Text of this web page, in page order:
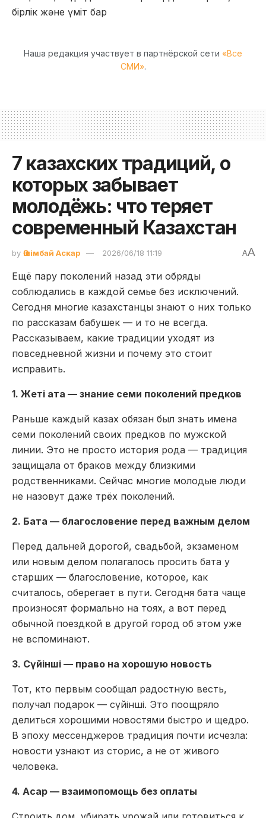
бірлік және үміт бар
Наша редакция участвует в партнёрской сети «Все
СМИ».
7 казахских традиций, о
которых забывает
молодёжь: что теряет
современный Казахстан
by Әшімбай Аскар 2026/06/18 11:19 AA
Ещё пару поколений назад эти обряды
соблюдались в каждой семье без исключений.
Сегодня многие казахстанцы знают о них только
по рассказам бабушек — и то не всегда.
Рассказываем, какие традиции уходят из
повседневной жизни и почему это стоит
исправить.
1. Жеті ата — знание семи поколений предков
Раньше каждый казах обязан был знать имена
семи поколений своих предков по мужской
линии. Это не просто история рода — традиция
защищала от браков между близкими
родственниками. Сейчас многие молодые люди
не назовут даже трёх поколений.
2. Бата — благословение перед важным делом
Перед дальней дорогой, свадьбой, экзаменом
или новым делом полагалось просить бата у
старших — благословение, которое, как
считалось, оберегает в пути. Сегодня бата чаще
произносят формально на тоях, а вот перед
обычной поездкой в другой город об этом уже
не вспоминают.
3. Сүйінші — право на хорошую новость
Тот, кто первым сообщал радостную весть,
получал подарок — сүйінші. Это поощряло
делиться хорошими новостями быстро и щедро.
В эпоху мессенджеров традиция почти исчезла:
новости узнают из сторис, а не от живого
человека.
4. Асар — взаимопомощь без оплаты